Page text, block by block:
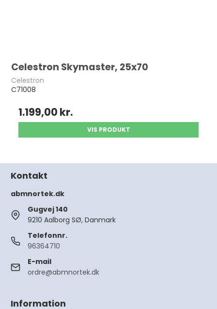
Celestron Skymaster, 25x70
Celestron
C71008
1.199,00 kr.
VIS PRODUKT
Kontakt
abmnortek.dk
Gugvej 140
9210 Aalborg SØ, Danmark
Telefonnr.
96364710
E-mail
ordre@abmnortek.dk
Information